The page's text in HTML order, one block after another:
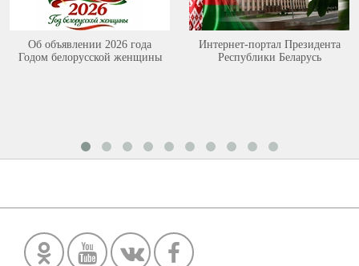
Об объявлении 2026 года
Годом белорусской женщины
Интернет-портал Президента
Республики Беларусь